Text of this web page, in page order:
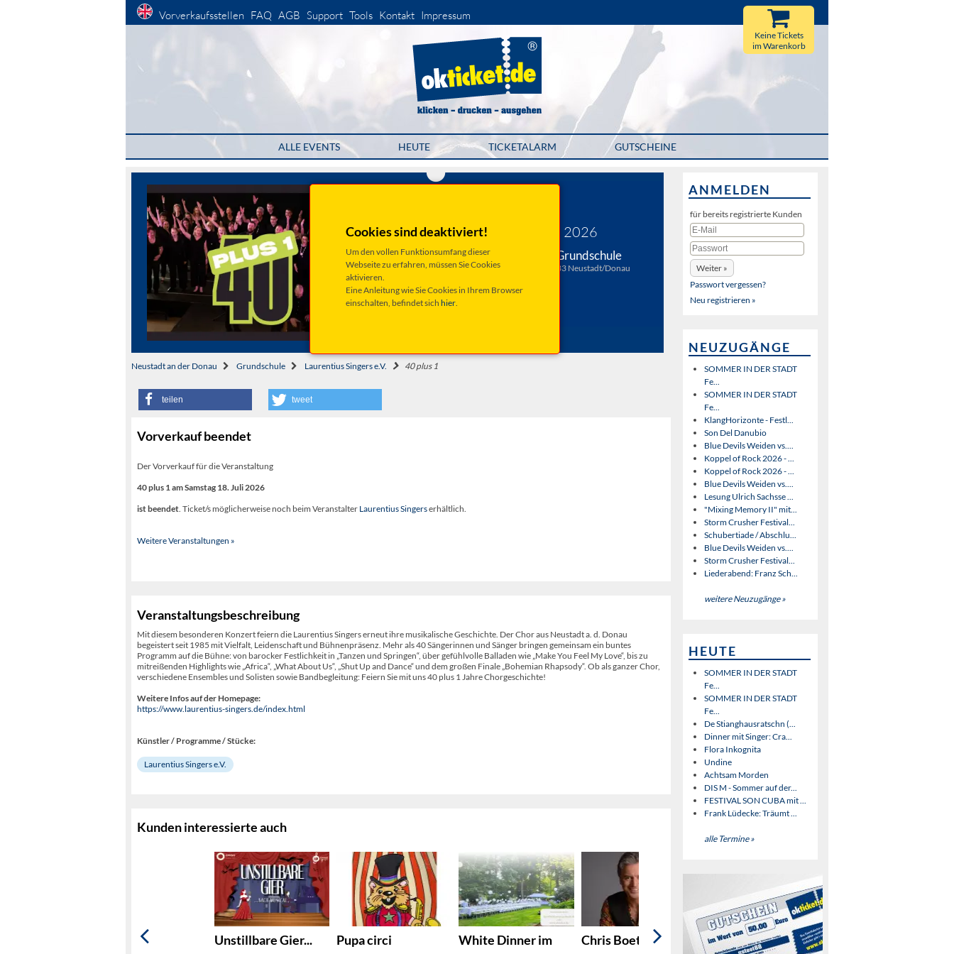
Vorverkaufsstellen FAQ AGB Support Tools Kontakt Impressum
ALLE EVENTS HEUTE TICKETALARM GUTSCHEINE
Keine Tickets
im Warenkorb
Cookies sind deaktiviert!
Um den vollen Funktionsumfang dieser
Webseite zu erfahren, müssen Sie Cookies
aktivieren.
Eine Anleitung wie Sie Cookies in Ihrem Browser
einschalten, befindet sich hier.
Samstag 18. Juli 2026
Neustadt/Donau, Grundschule
Julius-Sax-Straße 27, 93333 Neustadt/Donau
Anfahrt ...
Neustadt an der Donau Grundschule Laurentius Singers e.V. 40 plus 1
teilen tweet
Vorverkauf beendet
Der Vorverkauf für die Veranstaltung
40 plus 1 am Samstag 18. Juli 2026
ist beendet. Ticket/s möglicherweise noch beim Veranstalter Laurentius Singerserhältlich.
Weitere Veranstaltungen »
Veranstaltungsbeschreibung
Mit diesem besonderen Konzert feiern die Laurentius Singers erneut ihre musikalische Geschichte. Der Chor aus Neustadt a. d. Donau
begeistert seit 1985 mit Vielfalt, Leidenschaft und Bühnenpräsenz. Mehr als 40 Sängerinnen und Sänger bringen gemeinsam ein buntes
Programm auf die Bühne: von barocker Festlichkeit in „Tanzen und Springen“, über gefühlvolle Balladen wie „Make You Feel My Love“, bis zu
mitreißenden Highlights wie „Africa“, „What About Us“, „Shut Up and Dance“ und dem großen Finale „Bohemian Rhapsody“. Ob als ganzer Chor,
verschiedene Ensembles und Solisten sowie Bandbegleitung: Feiern Sie mit uns 40 plus 1 Jahre Chorgeschichte!
Weitere Infos auf der Homepage:
https://www.laurentius-singers.de/index.html
Künstler / Programme / Stücke:
Laurentius Singers e.V.
Kunden interessierte auch
Unstillbare Gier...
Pupa circi
White Dinner im
Chris Boettcher:
SAD - Tribute to
ANMELDEN
für bereits registrierte Kunden
Passwort vergessen?
Neu registrieren »
NEUZUGÄNGE
SOMMER IN DER STADT
Fe...
SOMMER IN DER STADT
Fe...
KlangHorizonte - Festl...
Son Del Danubio
Blue Devils Weiden vs....
Koppel of Rock 2026 - ...
Koppel of Rock 2026 - ...
Blue Devils Weiden vs....
Lesung Ulrich Sachsse ...
"Mixing Memory II" mit...
Storm Crusher Festival...
Schubertiade / Abschlu...
Blue Devils Weiden vs....
Storm Crusher Festival...
Liederabend: Franz Sch...
weitere Neuzugänge »
HEUTE
SOMMER IN DER STADT
Fe...
SOMMER IN DER STADT
Fe...
De Stianghausratschn (...
Dinner mit Singer: Cra...
Flora Inkognita
Undine
Achtsam Morden
DIS M - Sommer auf der...
FESTIVAL SON CUBA mit ...
Frank Lüdecke: Träumt ...
alle Termine »